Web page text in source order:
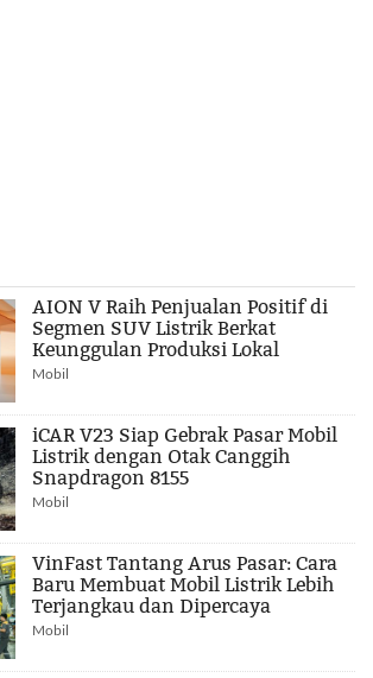
AION V Raih Penjualan Positif di
Segmen SUV Listrik Berkat
Keunggulan Produksi Lokal
Mobil
iCAR V23 Siap Gebrak Pasar Mobil
Listrik dengan Otak Canggih
Snapdragon 8155
Mobil
VinFast Tantang Arus Pasar: Cara
Baru Membuat Mobil Listrik Lebih
Terjangkau dan Dipercaya
Mobil